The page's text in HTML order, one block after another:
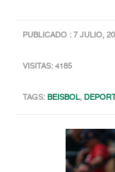
PUBLICADO : 7 JULIO,
VISITAS: 4185
TAGS:BEISBOL,